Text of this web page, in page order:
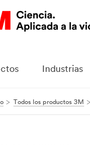
Industrias
Todos los productos 3M